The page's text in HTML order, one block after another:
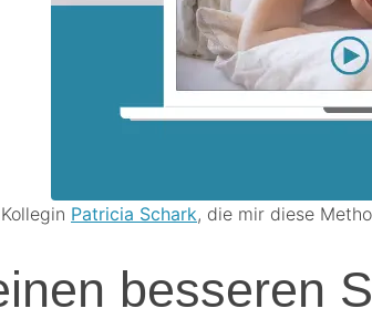
Patricia Schark, die mir diese
besseren